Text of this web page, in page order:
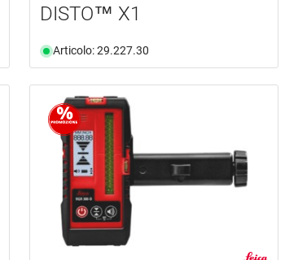
DISTO™ X1
Articolo: 29.227.30